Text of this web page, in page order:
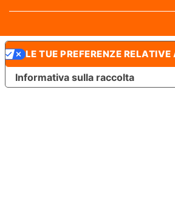
Informativa sulla raccolta
LE TUE PREFERENZE